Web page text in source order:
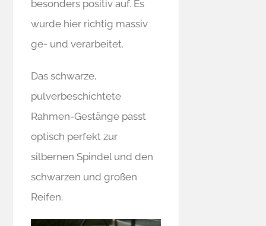
besonders positiv auf. Es
wurde hier richtig massiv
ge- und verarbeitet.
Das schwarze,
pulverbeschichtete
Rahmen-Gestänge passt
optisch perfekt zur
silbernen Spindel und den
schwarzen und großen
Reifen.